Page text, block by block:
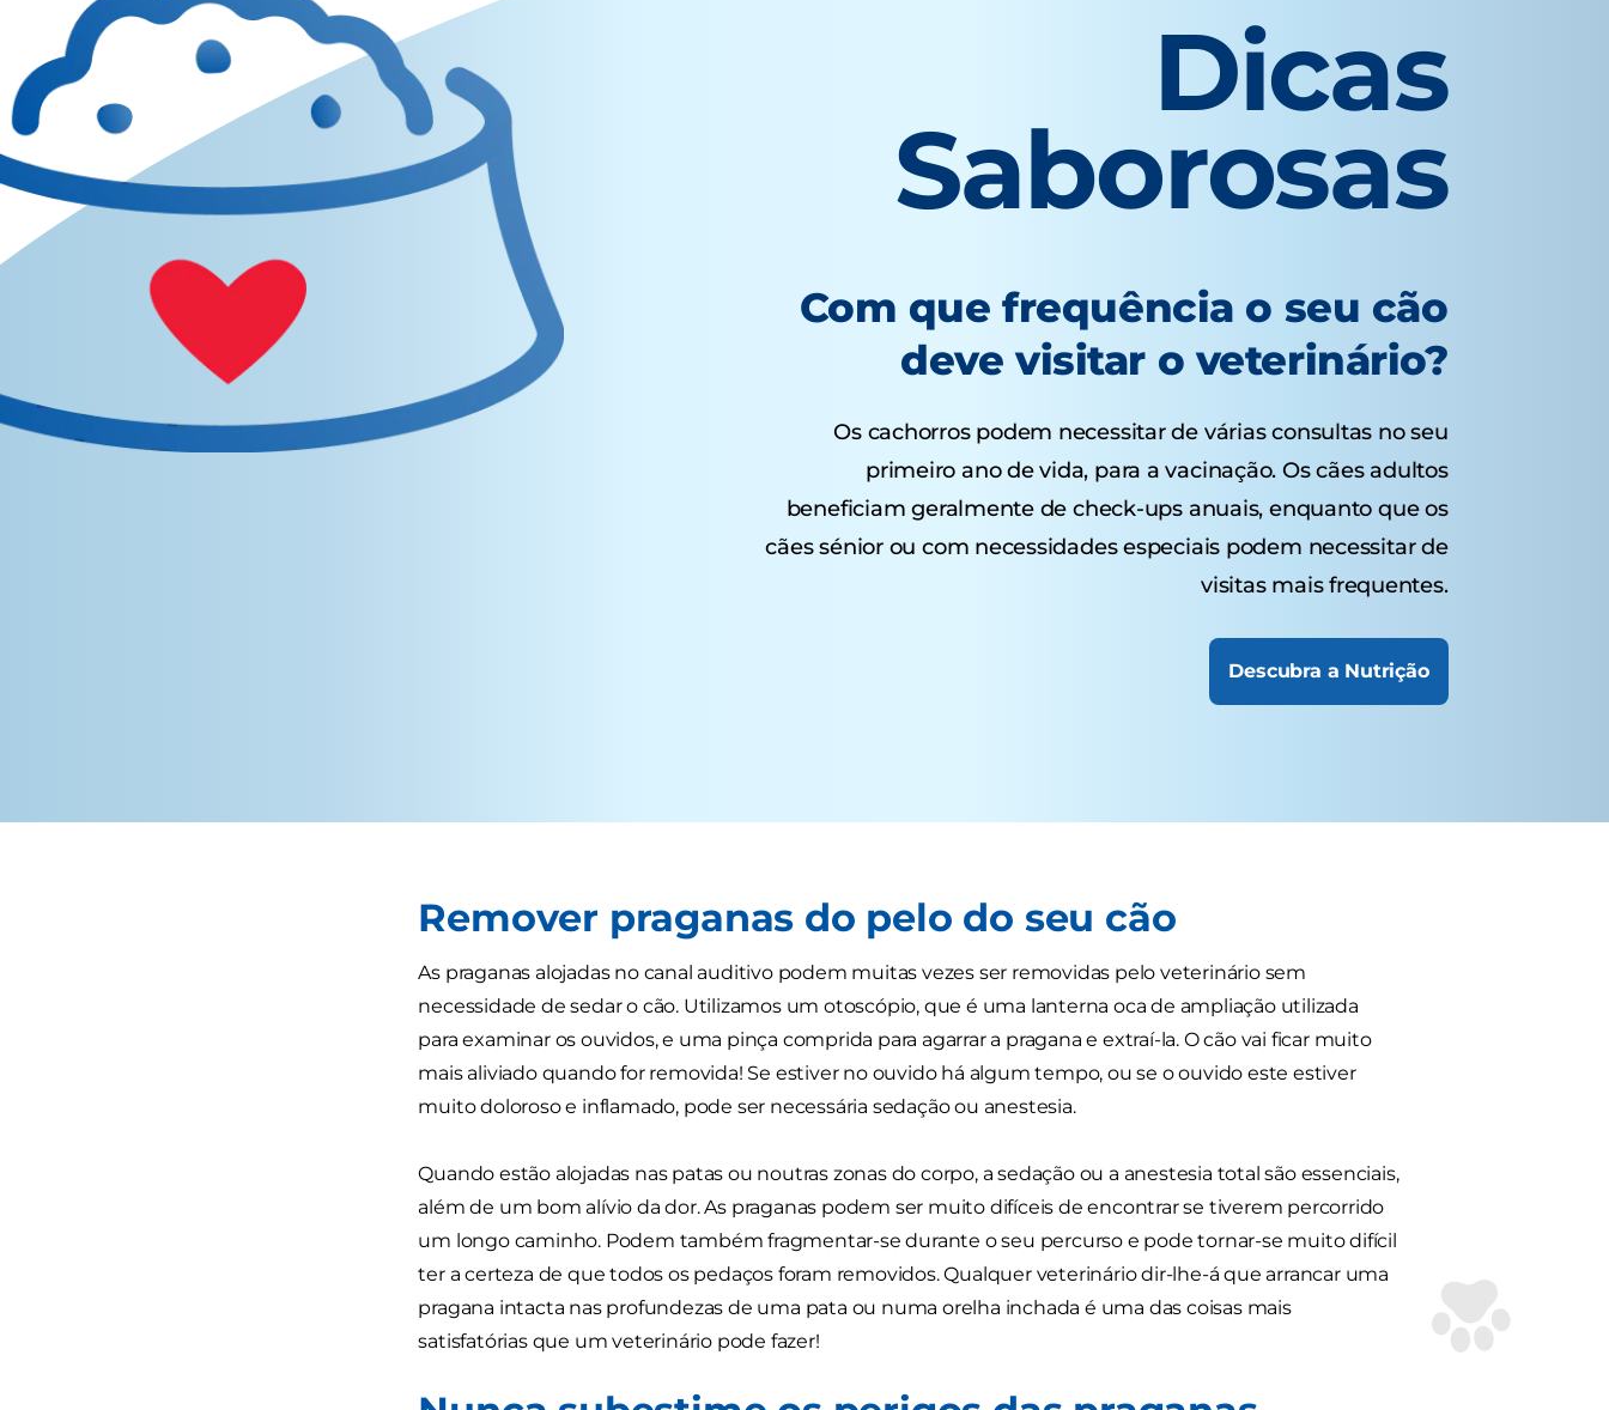
Dicas
Saborosas
Com que frequência o seu cão
deve visitar o veterinário?
Os cachorros podem necessitar de várias consultas no seu
primeiro ano de vida, para a vacinação. Os cães adultos
beneficiam geralmente de check-ups anuais, enquanto que os
cães sénior ou com necessidades especiais podem necessitar de
visitas mais frequentes.
Descubra a Nutrição
Remover praganas do pelo do seu cão
As praganas alojadas no canal auditivo podem muitas vezes ser removidas pelo veterinário sem
necessidade de sedar o cão. Utilizamos um otoscópio, que é uma lanterna oca de ampliação utilizada
para examinar os ouvidos, e uma pinça comprida para agarrar a pragana e extraí-la. O cão vai ficar muito
mais aliviado quando for removida! Se estiver no ouvido há algum tempo, ou se o ouvido este estiver
muito doloroso e inflamado, pode ser necessária sedação ou anestesia.
Quando estão alojadas nas patas ou noutras zonas do corpo, a sedação ou a anestesia total são essenciais,
além de um bom alívio da dor. As praganas podem ser muito difíceis de encontrar se tiverem percorrido
um longo caminho. Podem também fragmentar-se durante o seu percurso e pode tornar-se muito difícil
ter a certeza de que todos os pedaços foram removidos. Qualquer veterinário dir-lhe-á que arrancar uma
pragana intacta nas profundezas de uma pata ou numa orelha inchada é uma das coisas mais
satisfatórias que um veterinário pode fazer!